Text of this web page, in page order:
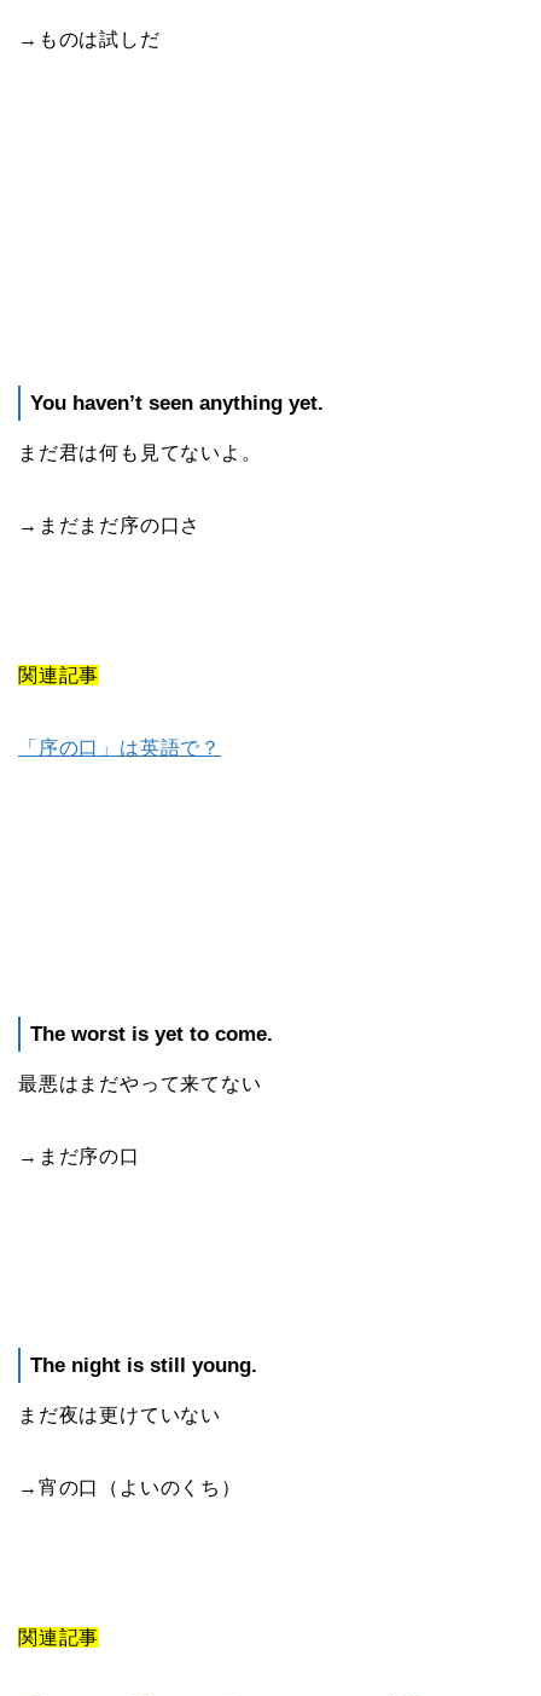
→ものは試しだ
You haven’t seen anything yet.
まだ君は何も見てないよ。
→まだまだ序の口さ
関連記事
「序の口」は英語で？
The worst is yet to come.
最悪はまだやって来てない
→まだ序の口
The night is still young.
まだ夜は更けていない
→宵の口（よいのくち）
関連記事